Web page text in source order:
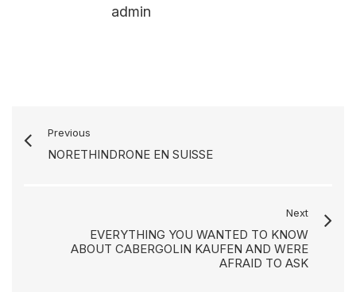
admin
Previous
NORETHINDRONE EN SUISSE
Next
EVERYTHING YOU WANTED TO KNOW
ABOUT CABERGOLIN KAUFEN AND WERE
AFRAID TO ASK